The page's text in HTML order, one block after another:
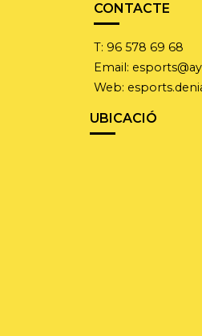
CONTACTE
T: 96 578 69 68
Email:
Web:
UBICACIÓ